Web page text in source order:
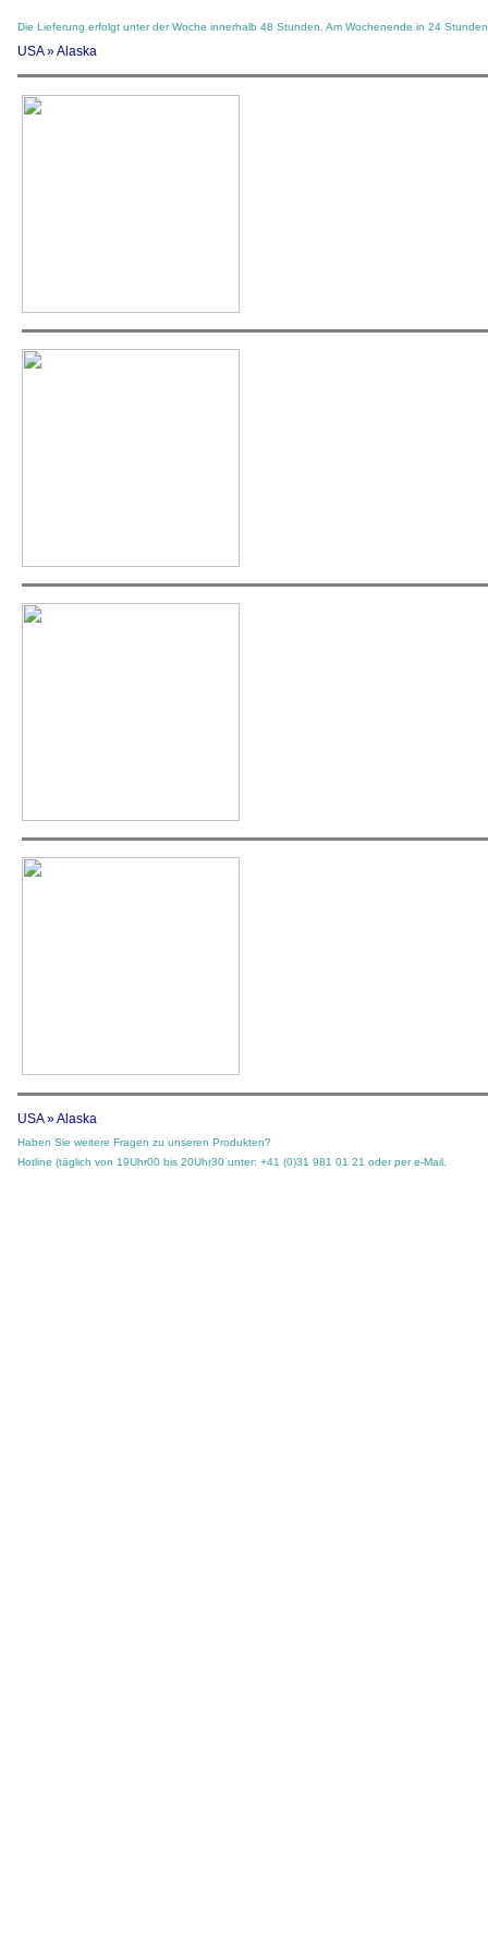
Die Lieferung erfolgt unter der Woche innerhalb 48 Stunden. Am Wochenende in 24 Stunden
USA » Alaska
USA » Alaska
Haben Sie weitere Fragen zu unseren Produkten?
Hotline (täglich von 19Uhr00 bis 20Uhr30 unter: +41 (0)31 981 01 21 oder per e-Mail.